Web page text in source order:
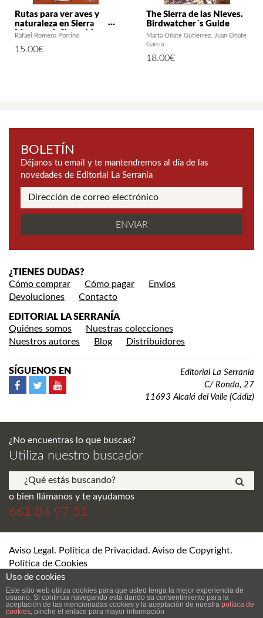
Rutas para ver aves y
naturaleza en Sierra
Morena. 4: Sierra Morena
Rafael Romero Porrino
15.00€
The Sierra de las Nieves.
Birdwatcher´s Guide
Marta Oñate Gutiérrez
Juan Oñate
García
18.00€
BOLETÍN
Déjanos tu email y te mantendremos al día de las
novedades de Editorial La Serranía
¿TIENES DUDAS?
Cómo comprar
Cómo pagar
Envíos
Devoluciones
Contacto
EDITORIAL LA SERRANÍA
Quiénes somos
Nuestras colecciones
Nuestros autores
Blog Distribuidores
SÍGUENOS EN
Editorial La Serranía
C/ Ronda, 27
11693 Alcalá del Valle (Cádiz)
¿No encuentras lo que buscas?
Utiliza nuestro buscador
o bien llámanos y te ayudamos
661 84 97 31
Aviso Legal. Política de Privacidad. Aviso de Copyright.
Política de Cookies
DESARROLLO Y DISEÑO WEB DE TIENDA ONLINE SEVILLA
Uso de cookies
Este sitio web utiliza cookies para que usted tenga la mejor experiencia de
usuario. Si continúa navegando está dando su consentimiento para la
aceptación de las mencionadas cookies y la aceptación de nuestra política de
cookies, pinche el enlace para mayor información